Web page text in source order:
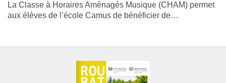
La Classe à Horaires Aménagés Musique (CHAM) permet
aux élèves de l’école Camus de bénéficier de…